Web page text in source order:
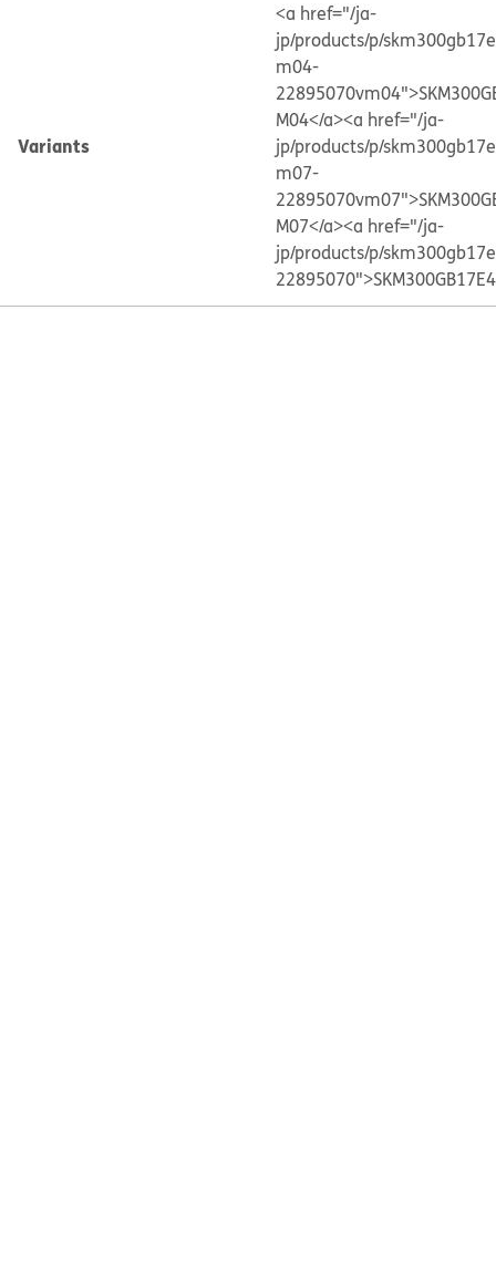
Variants
<a href="/ja-
jp/products/p/
m04-
M04</a><a href="/ja-
jp/products/p/
m07-
M07</a><a href="/ja-
jp/products/p/